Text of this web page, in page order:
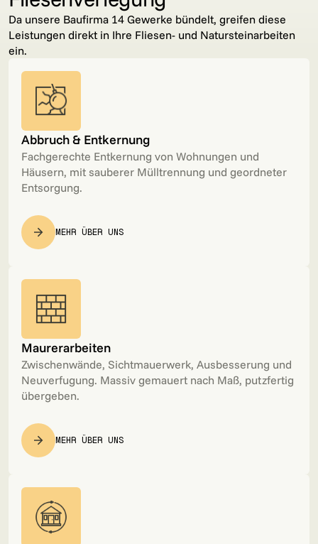
Da unsere Baufirma 14 Gewerke bündelt, greifen diese
Leistungen direkt in Ihre Fliesen- und Natursteinarbeiten
ein.
Abbruch & Entkernung
Fachgerechte Entkernung von Wohnungen und
Häusern, mit sauberer Mülltrennung und geordneter
Entsorgung.
MEHR ÜBER UNS
Maurerarbeiten
Zwischenwände, Sichtmauerwerk, Ausbesserung und
Neuverfugung. Massiv gemauert nach Maß, putzfertig
übergeben.
MEHR ÜBER UNS